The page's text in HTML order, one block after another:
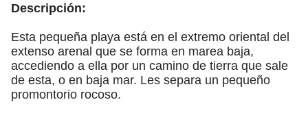
Descripción:
Esta pequeña playa está en el extremo oriental del
extenso arenal que se forma en marea baja,
accediendo a ella por un camino de tierra que sale
de esta, o en baja mar. Les separa un pequeño
promontorio rocoso.